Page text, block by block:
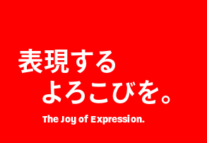
表現する
よろこびを。
The Joy of Expression.